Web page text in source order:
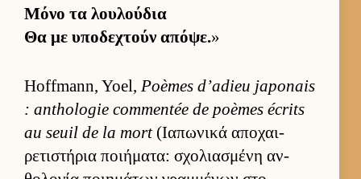
Μόνο τα λου­λού­δια
Θα με υποδεχτούν απόψε.»
Hoffmann, Yoel, Poèmes d’adieu japonais
: anthologie commentée de poèmes écrits
au seuil de la mort(Ια­πωνικά αποχαι­
ρετιστήρια ποι­ήματα: σχολια­σμένη αν­